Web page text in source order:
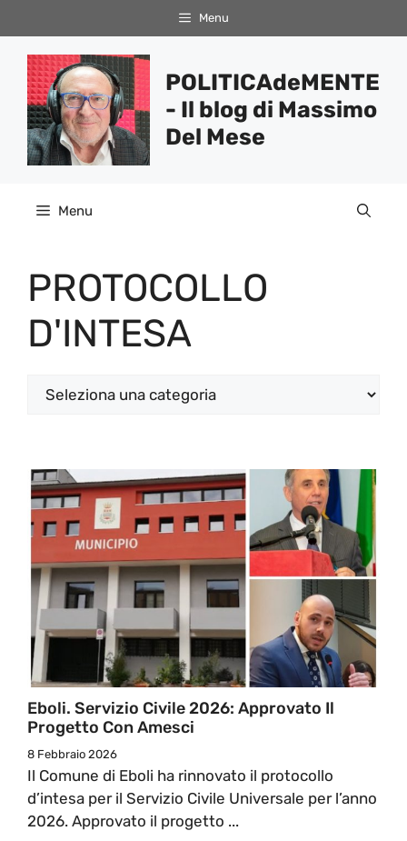
al
contenuto
Menu
POLITICAdeMENTE
- Il blog di Massimo
Del Mese
Menu
PROTOCOLLO
D'INTESA
Categorie
Eboli. Servizio Civile 2026: Approvato Il
Progetto Con Amesci
8 Febbraio 2026
Il Comune di Eboli ha rinnovato il protocollo
d’intesa per il Servizio Civile Universale per l’anno
2026. Approvato il progetto ...